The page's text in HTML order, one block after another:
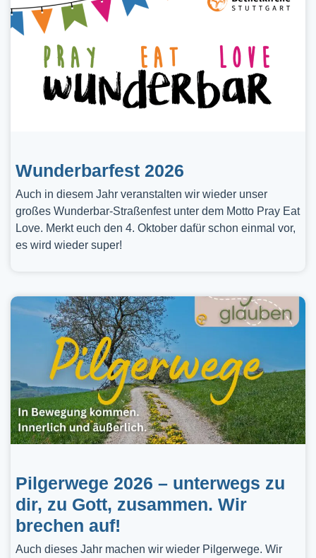
Wunderbarfest 2026
Auch in diesem Jahr veranstalten wir wieder unser
großes Wunderbar-Straßenfest unter dem Motto Pray Eat
Love. Merkt euch den 4. Oktober dafür schon einmal vor,
es wird wieder super!
Pilgerwege 2026 – unterwegs zu
dir, zu Gott, zusammen. Wir
brechen auf!
Auch dieses Jahr machen wir wieder Pilgerwege. Wir